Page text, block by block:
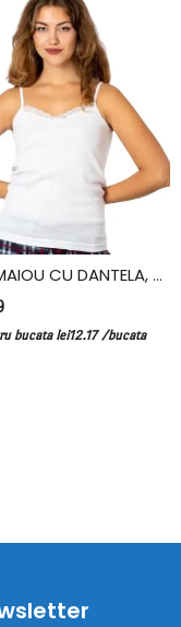
SET 6 MAIOU CU DANTELA, BUMBAC, FIDAN, ALB
bucata lei12.17 /bucata